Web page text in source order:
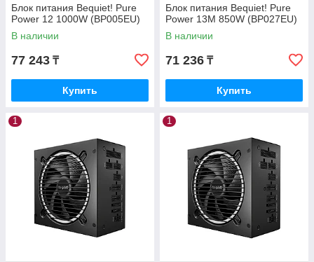
Блок питания Bequiet! Pure
Power 12 1000W (BP005EU)
В наличии
77 243 ₸
Купить
Блок питания Bequiet! Pure
Power 13M 850W (BP027EU)
В наличии
71 236 ₸
Купить
1 1